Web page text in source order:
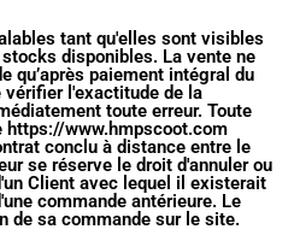
tant qu'elles sont visibles
disponibles. La vente ne
qu’après paiement intégral du
l'exactitude de la
toute erreur. Toute
https://www.hmpscoot.com
conclu à distance entre le
se réserve le droit d'annuler ou
Client avec lequel il existerait
commande antérieure. Le
de sa commande sur le site.